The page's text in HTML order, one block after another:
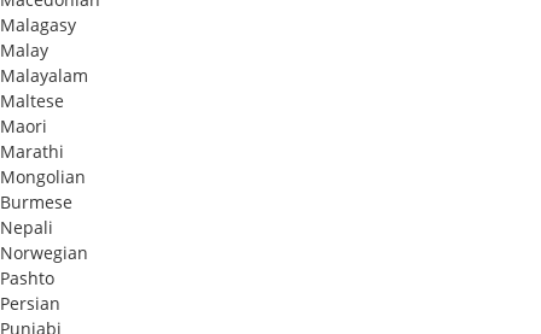
Malagasy
Malay
Malayalam
Maltese
Maori
Marathi
Mongolian
Burmese
Nepali
Norwegian
Pashto
Persian
Punjabi